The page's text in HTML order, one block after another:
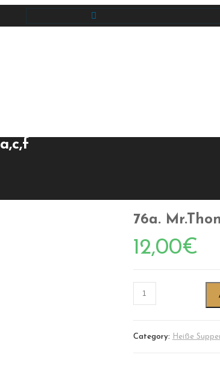
a,c,f
76a.
12,00€
Category: Heiße